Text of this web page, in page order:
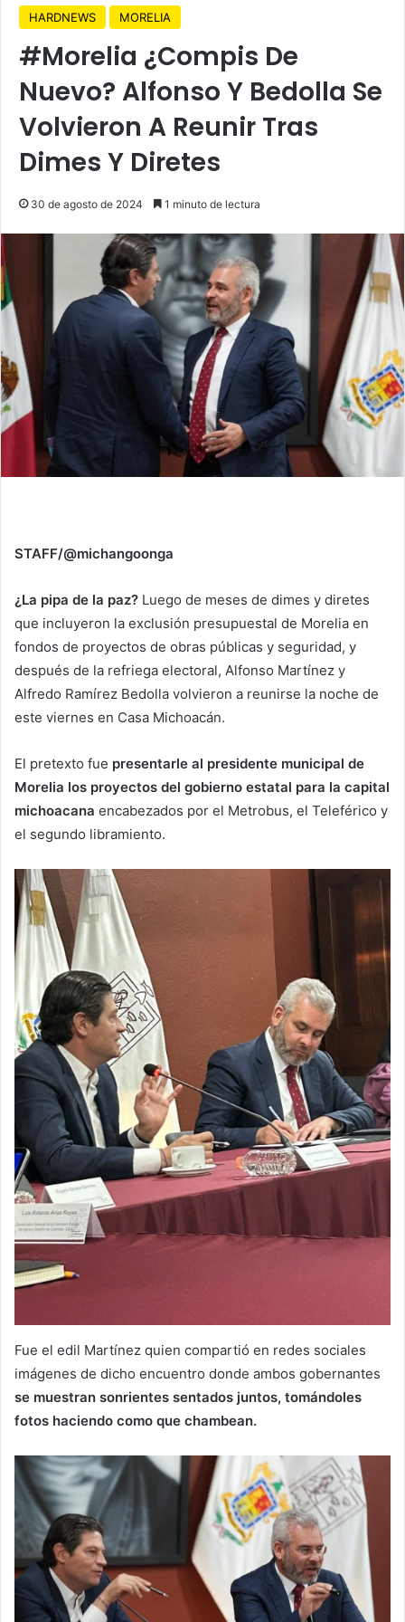
HARDNEWS MORELIA
#Morelia ¿Compis De
Nuevo? Alfonso Y Bedolla Se
Volvieron A Reunir Tras
Dimes Y Diretes
30 de agosto de 2024 1 minuto de lectura
STAFF/@michangoonga
¿La pipa de la paz? Luego de meses de dimes y diretes
que incluyeron la exclusión presupuestal de Morelia en
fondos de proyectos de obras públicas y seguridad, y
después de la refriega electoral, Alfonso Martínez y
Alfredo Ramírez Bedolla volvieron a reunirse la noche de
este viernes en Casa Michoacán.
El pretexto fue presentarle al presidente municipal de
Morelia los proyectos del gobierno estatal para la capital
michoacana encabezados por el Metrobus, el Teleférico y
el segundo libramiento.
Fue el edil Martínez quien compartió en redes sociales
imágenes de dicho encuentro donde ambos gobernantes
se muestran sonrientes sentados juntos, tomándoles
fotos haciendo como que chambean.